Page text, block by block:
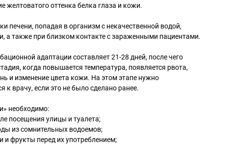
желтоватого оттенка белка глаза и кожи.
печени, попадая в организм с некачественной водой,
также при близком контакте с зараженными пациентами.
адаптации составляет 21-28 дней, после чего
когда повышается температура, появляется рвота,
и изменение цвета кожи. На этом этапе нужно
к врачу, если это не было сделано ранее.
необходимо:
посещения улицы и туалета;
из сомнительных водоемов;
фрукты перед их употреблением;